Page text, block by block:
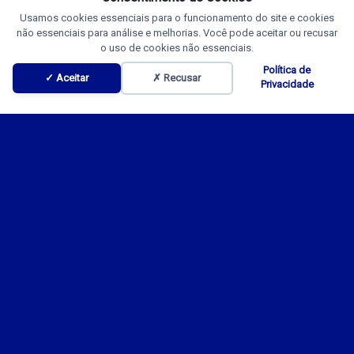
Promoções
Usamos cookies essenciais para o funcionamento do site e cookies
não essenciais para análise e melhorias. Você pode aceitar ou recusar
o uso de cookies não essenciais.
✓ Aceitar ✗ Recusar
Política de
Privacidade